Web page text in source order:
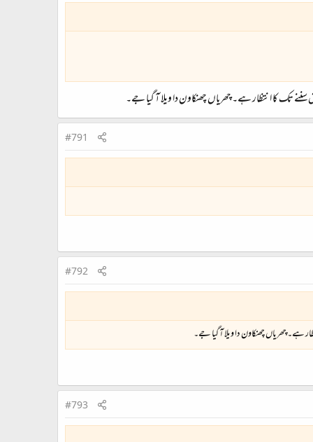
تک کا انتظار ہے۔ چھریاں چھنکاون دا ویلا آ گیا جے۔
#791
#792
ہے۔ چھریاں چھنکاون دا ویلا آ گیا جے۔
#793